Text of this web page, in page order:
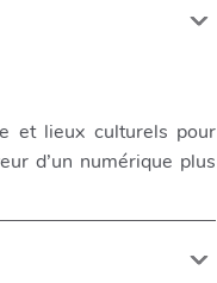
et lieux culturels pour
d’un numérique plus